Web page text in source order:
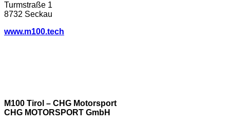
Turmstraße 1
8732 Seckau
www.m100.tech
M100 Tirol – CHG Motorsport
CHG MOTORSPORT GmbH